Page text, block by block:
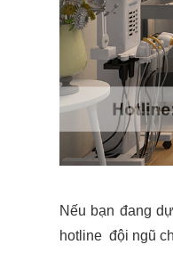
Nếu bạn đang
hotline đội ngũ